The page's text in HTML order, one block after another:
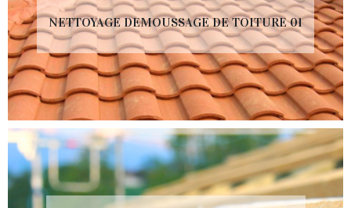
NETTOYAGE DEMOUSSAGE DE TOITURE 01